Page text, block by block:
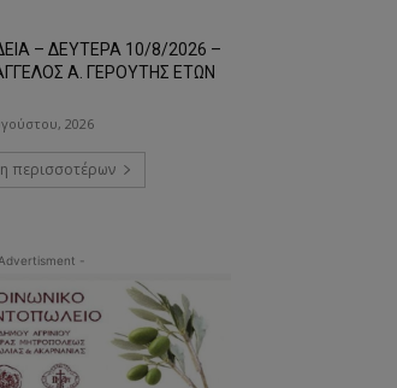
– ΔΕΥΤΕΡΑ 10/8/2026 –
Α. ΓΕΡΟΥΤΗΣ ΕΤΩΝ
2026
περισσοτέρων
-